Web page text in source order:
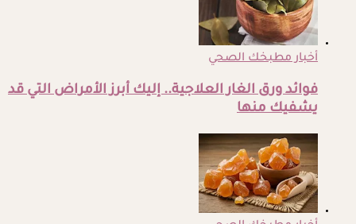
أخبار مطبخك الصحي
فوائد ورق الغار العلاجية.. إليك أبرز الأمراض التي قد
يشفيك منها